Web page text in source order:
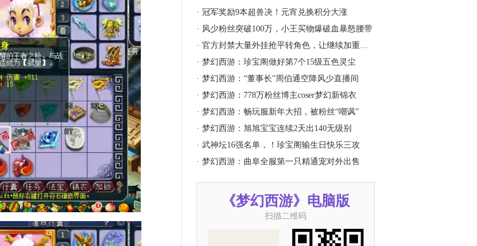
· 冠军奖励9本超兽决！元宵兑换积分大涨
· 风少粉丝突破100万，小王买物爆破血暴怒腰带
· 官方封禁大量外挂抢平转角色，让继续加重处罚
· 梦幻西游：珍宝阁做好第7个15级五色灵尘
· 梦幻西游：“董事长”周伯通空降风少直播间
· 梦幻西游：778万粉丝博主coser梦幻新锦衣
· 梦幻西游：畅玩服新年大招，被粉丝“嘲讽”
· 梦幻西游：旭旭宝宝连续2天出140无级别
· 武神坛16强名单，！珍宝阁输生日快乐三攻
· 梦幻西游：曲阜全服第一只精通宠对外出售
《梦幻西游》电脑版
扫描二维码